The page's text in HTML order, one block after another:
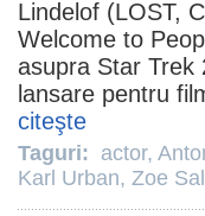
Lindelof (LOST,
Welcome to
asupra Star Trek
lansare pentru
citeşte
Taguri: actor,
Karl Urban, Zoe